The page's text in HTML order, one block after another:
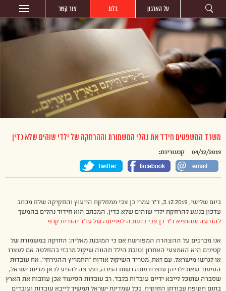
על הארגון בלוג צור קשר
משרד המשפטים חידד את נהלי המשמורת וההרחקה של ילדי שוהים שלא כדין
04/12/2019 קטגוריות:
ביום שלישי, 3.12.2019, ד”ר עמרי בן צבי ממחלקת הייעוץ והחקיקה שלח מכתב
עדכון בנוגע להרחקת ילדי שוהים שלא כדין. המכתב הוא חידוד נהלים בהמשך
להודעה שהוציא ד”ר בן צבי בתגובה לפנייתה של עו”ד יהודית קרפ.
אנו מברכים על ההצהרה המפורשת אם כי המובנת מאליה: החזקה במשמורת של
קטינים היא האמצעי האחרון וטובת הילד תהווה שיקול מרכזי בהחלטה אם לעצרו
או לגרשו מישראל. עם זאת, מטריד השיקול אודות “התמריץ ההגירתי”: את עובדות
הסיעוד שאת ילדיהן עוצרת עתה רשות הגירה, תמרצה להגיע לכאן מדינת ישראל,
שסברה שתוכל לייבא ידיים עובדות בלבד. רב עובדות הסיעוד אכן עוזבות את הארץ
בתום תקופת עבודתן החוקית. ככל שמדינת ישראל תמשיך לייבא עובדות ועובדים